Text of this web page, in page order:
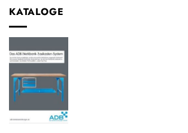
KATALOGE